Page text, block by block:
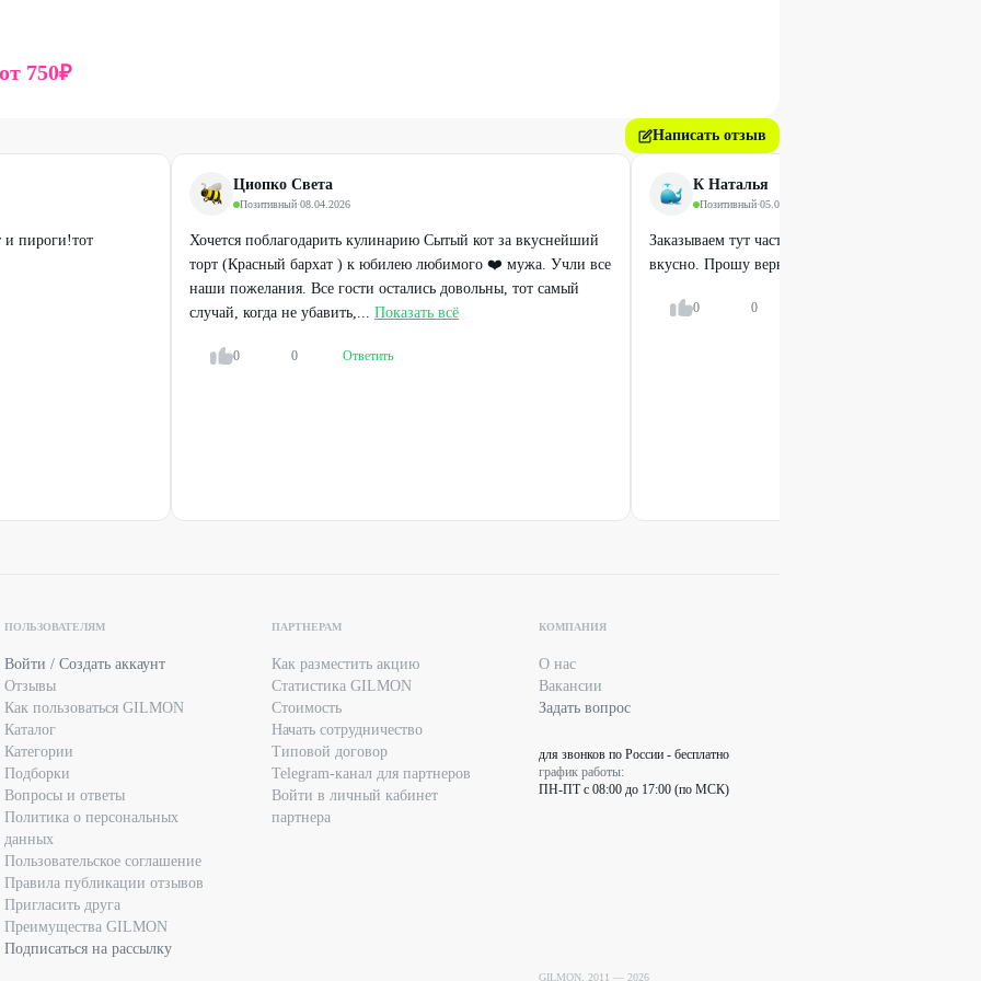
количество раз.
или электронный промокод из мобильной версии/
кафе-кулинарии.
от 750₽
Написать отзыв
и пироги!тот
Циопко Света
Позитивный·08.04.2026
Хочется поблагодарить кулинарию Сытый кот за вкуснейший
торт (Красный бархат ) к юбилею любимого ❤️ мужа. Учли все
наши пожелания. Все гости остались довольны, тот самый
случай, когда не убавить,... Показать всё
0 0 Ответить
К Наталья
Позитивный·05.03.2026
Заказываем тут частенько пироги и торты.
вкусно. Прошу верните суши-доги!!!)))
0 0
ПОЛЬЗОВАТЕЛЯМ
Войти / Создать аккаунт
Отзывы
Как пользоваться GILMON
Каталог
Категории
Подборки
Вопросы и ответы
Политика о персональных
данных
Пользовательское соглашение
Правила публикации отзывов
Пригласить друга
Преимущества GILMON
Подписаться на рассылку
ПАРТНЕРАМ
Как разместить акцию
Статистика GILMON
Стоимость
Начать сотрудничество
Типовой договор
Telegram-канал для партнеров
Войти в личный кабинет
партнера
КОМПАНИЯ
О нас
Вакансии
Задать вопрос
для звонков по России - бесплатно
график работы:
ПН-ПТ с 08:00 до 17:00 (по МСК)
GILMON, 2011 — 2026